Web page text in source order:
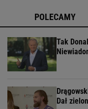
POLECAMY
Tak
Dał